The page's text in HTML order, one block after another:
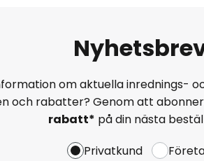
om aktuella inrednings-
och rabatter? Genom att
rabatt* på din nästa
Privatkund